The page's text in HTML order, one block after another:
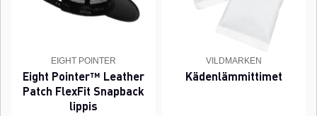
EIGHT POINTER
Eight Pointer™ Leather
Patch FlexFit Snapback
lippis
VILDMARKEN
Kädenlämmittimet